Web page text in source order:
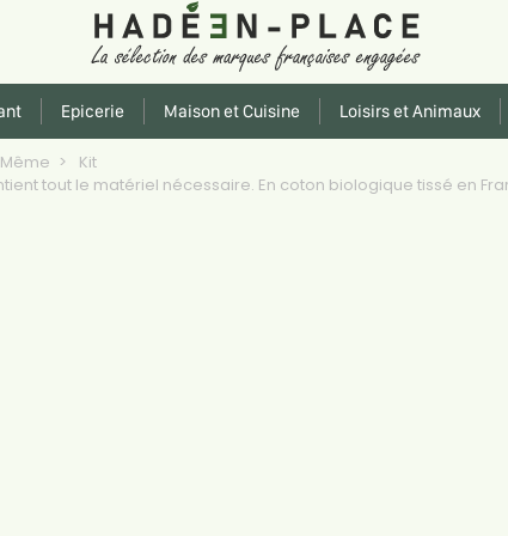
Epicerie Maison et Cuisine Loisirs et Animaux
Kit
tout le matériel nécessaire. En coton biologique tissé en